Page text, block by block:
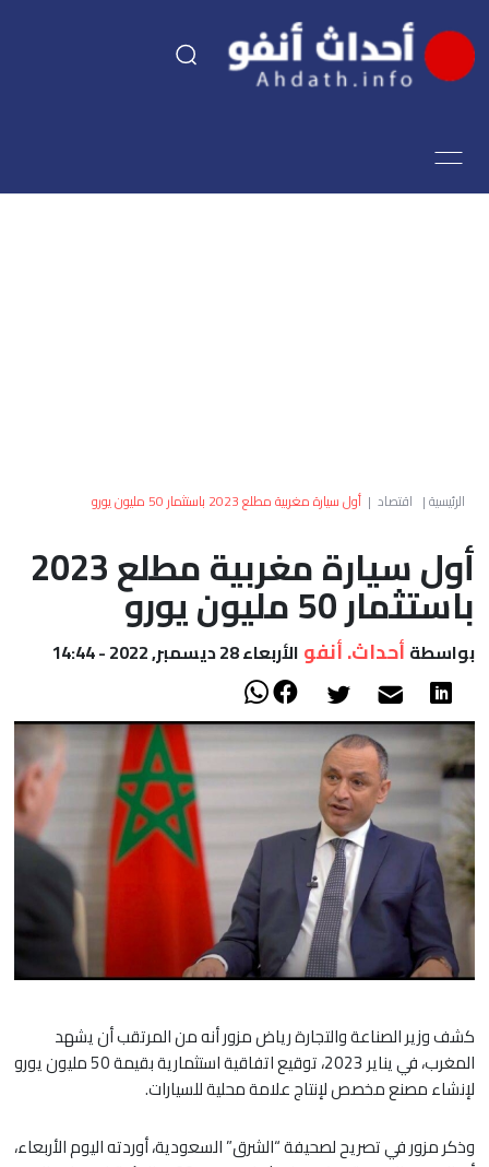
اقتصاد
العالم
أعمدة
الصحراء
الرئيسية| اقتصاد | أول سيارة مغربية مطلع 2023 باستثمار 50 مليون يورو
أول سيارة مغربية مطلع 2023
باستثمار 50 مليون يورو
بواسطة أحداث. أنفو الأربعاء 28 ديسمبر, 2022 - 14:44
كشف وزير الصناعة والتجارة رياض مزور أنه من المرتقب أن يشهد
المغرب، في يناير 2023، توقيع اتفاقية استثمارية بقيمة 50 مليون يورو
لإنشاء مصنع مخصص لإنتاج علامة محلية للسيارات.
وذكر مزور في تصريح لصحيفة “الشرق” السعودية، أوردته اليوم الأربعاء،